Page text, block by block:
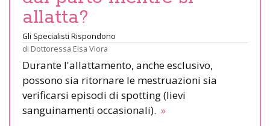
allatta?
Gli Specialisti Rispondono
di Dottoressa Elsa Viora
Durante l'allattamento, anche esclusivo,
possono sia ritornare le mestruazioni sia
verificarsi episodi di spotting (lievi
sanguinamenti occasionali). »